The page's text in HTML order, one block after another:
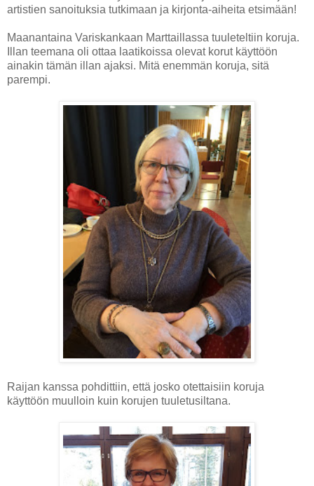
artistien sanoituksia tutkimaan ja kirjonta-aiheita etsimään!
Maanantaina Variskankaan Marttaillassa tuuleteltiin koruja.
Illan teemana oli ottaa laatikoissa olevat korut käyttöön
ainakin tämän illan ajaksi. Mitä enemmän koruja, sitä
parempi.
Raijan kanssa pohdittiin, että josko otettaisiin koruja
käyttöön muulloin kuin korujen tuuletusiltana.